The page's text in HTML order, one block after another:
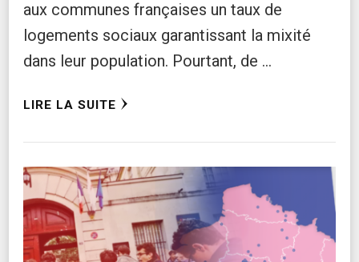
aux communes françaises un taux de
logements sociaux garantissant la mixité
dans leur population. Pourtant, de …
LIRE LA SUITE